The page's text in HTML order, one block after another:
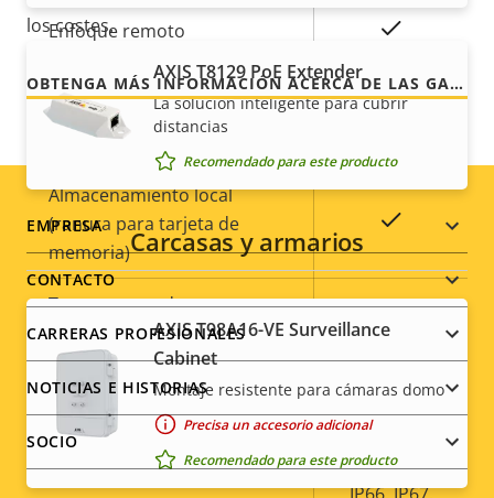
Descripción
propiedad
propiedad
Enfoque remoto
Zoom remoto Sí
Infrarrojos integrados
Almacenamiento local
(ranura para tarjeta de
memoria)
Temperatura de
funcionamiento
-50 to 60 °C
Preparada para exterior Sí
Clasificación de vandalismo
AXIS T8129 PoE Extender
La solución inteligente para cubrir
distancias
Recomendado para este producto
Carcasas y armarios
AXIS T98A16-VE Surveillance
Cabinet
Montaje resistente para cámaras domo
Precisa un accesorio adicional
Recomendado para este producto
los costes.
OBTENGA MÁS INFORMACIÓN ACERCA DE LAS GARANTÍAS DE AXIS
Footer
menu
EMPRESA
CONTACTO
CARRERAS PROFESIONALES
NOTICIAS E HISTORIAS
SOCIO